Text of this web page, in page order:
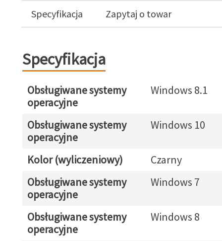
Specyfikacja Zapytaj o towar
Specyfikacja
Obsługiwane systemy
operacyjne
Windows 8.1
Obsługiwane systemy
operacyjne
Windows 10
Kolor (wyliczeniowy)
Czarny
Obsługiwane systemy
operacyjne
Windows 7
Obsługiwane systemy
operacyjne
Windows 8